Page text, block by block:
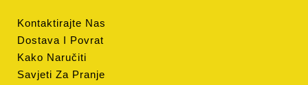
Kontaktirajte Nas
Dostava I Povrat
Kako Naručiti
Savjeti Za Pranje